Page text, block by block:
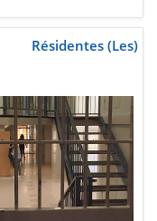
Résidentes (Les)